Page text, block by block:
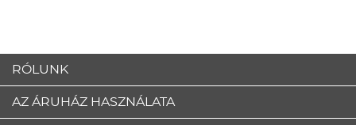
RÓLUNK
AZ ÁRUHÁZ HASZNÁLATA